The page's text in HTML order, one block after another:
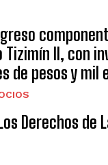
Tizimín II, con
de pesos y mil
Derechos de